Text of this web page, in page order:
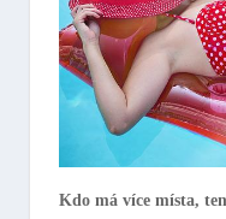
Kdo má více místa,